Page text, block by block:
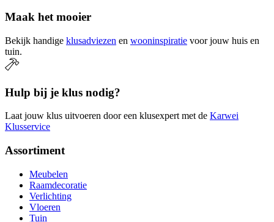
Maak het mooier
Bekijk handige klusadviezen en wooninspiratie voor jouw huis en
tuin.
Hulp bij je klus nodig?
Laat jouw klus uitvoeren door een klusexpert met de Karwei
Klusservice
Assortiment
Meubelen
Raamdecoratie
Verlichting
Vloeren
Tuin